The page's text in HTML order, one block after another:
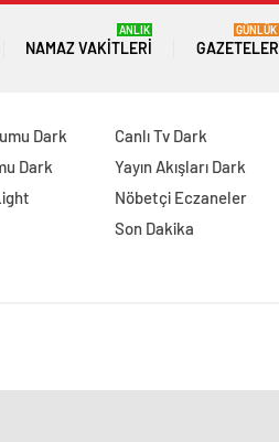
NAMAZ VAKITLERI
ANLIK
GAZETELER
GÜNLÜK
Dark
Dark
Canlı Tv Dark
Yayın Akışları Dark
Nöbetçi Eczaneler
Son Dakika